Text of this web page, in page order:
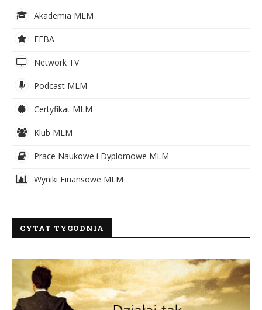
Akademia MLM
EFBA
Network TV
Podcast MLM
Certyfikat MLM
Klub MLM
Prace Naukowe i Dyplomowe MLM
Wyniki Finansowe MLM
CYTAT TYGODNIA